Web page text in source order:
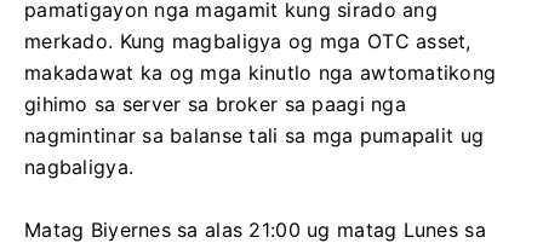
pamatigayon nga magamit kung sirado ang
merkado. Kung magbaligya og mga OTC asset,
makadawat ka og mga kinutlo nga awtomatikong
gihimo sa server sa broker sa paagi nga
nagmintinar sa balanse tali sa mga pumapalit ug
nagbaligya.
Matag Biyernes sa alas 21:00 ug matag Lunes sa